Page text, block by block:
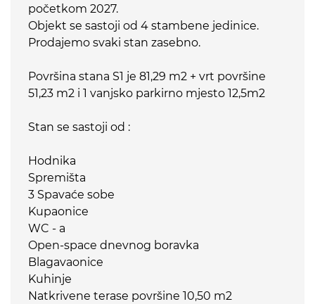
početkom 2027.
Objekt se sastoji od 4 stambene jedinice.
Prodajemo svaki stan zasebno.
Površina stana S1 je 81,29 m2 + vrt površine
51,23 m2 i 1 vanjsko parkirno mjesto 12,5m2
Stan se sastoji od :
Hodnika
Spremišta
3 Spavaće sobe
Kupaonice
WC - a
Open-space dnevnog boravka
Blagavaonice
Kuhinje
Natkrivene terase površine 10,50 m2